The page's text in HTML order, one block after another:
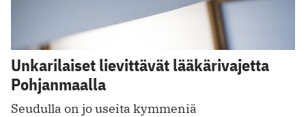
Unkarilaiset lievittävät lääkärivajetta
Pohjanmaalla
Seudulla on jo useita kymmeniä